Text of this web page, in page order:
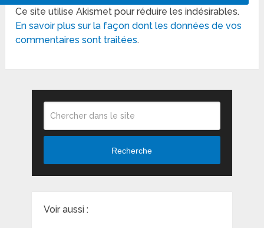
Ce site utilise Akismet pour réduire les indésirables.
En savoir plus sur la façon dont les données de vos
commentaires sont traitées.
Recherche
Voir aussi :